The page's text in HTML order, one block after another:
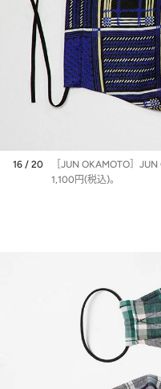
16 / 20
［JUN OKAMOTO］
1,100円(税込)。